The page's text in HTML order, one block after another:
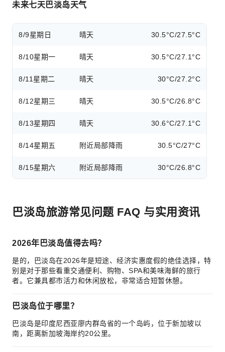
未来七天巴淡岛天气
8/9星期日 晴天 30.5°C/27.5°C
8/10星期一 晴天 30.5°C/27.1°C
8/11 星期二 晴天 30°C/27.2°C
8/12星期三 晴天 30.5°C/26.8°C
8/13星期四 晴天 30.6°C/27.1°C
8/14星期五 附近局部降雨 30.5°C/27°C
8/15星期六 附近局部降雨 30°C/26.8°C
巴淡岛旅游常见问题 FAQ 与实用资讯
2026年巴淡岛值得去吗？
是的，巴淡岛在2026年是短途、经济实惠度假的绝佳选择，特
别是对于那些看重交通便利、购物、SPA和美味海鲜的旅行
者。它兼具都市活力和休闲放松，非常适合短暂休憩。
巴淡岛位于哪里？
巴淡岛是印度尼西亚廖内群岛省的一个岛屿，位于新加坡以
南，距离新加坡海岸约20公里。